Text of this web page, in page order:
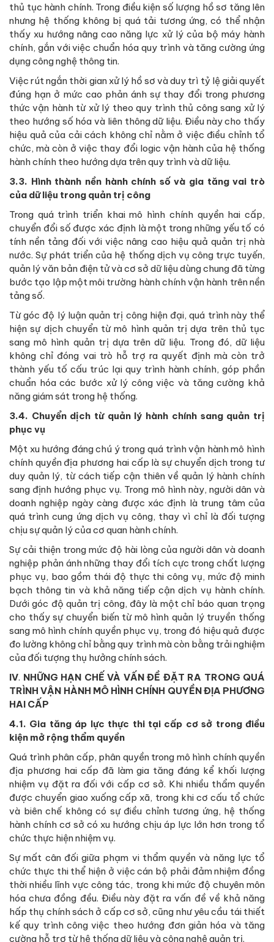
thủ tục hành chính. Trong điều kiện số lượng hồ sơ tăng lên
nhưng hệ thống không bị quá tải tương ứng, có thể nhận
thấy xu hướng nâng cao năng lực xử lý của bộ máy hành
chính, gắn với việc chuẩn hóa quy trình và tăng cường ứng
dụng công nghệ thông tin.
Việc rút ngắn thời gian xử lý hồ sơ và duy trì tỷ lệ giải quyết
đúng hạn ở mức cao phản ánh sự thay đổi trong phương
thức vận hành từ xử lý theo quy trình thủ công sang xử lý
theo hướng số hóa và liên thông dữ liệu. Điều này cho thấy
hiệu quả của cải cách không chỉ nằm ở việc điều chỉnh tổ
chức, mà còn ở việc thay đổi logic vận hành của hệ thống
hành chính theo hướng dựa trên quy trình và dữ liệu.
3.3. Hình thành nền hành chính số và gia tăng vai trò
của dữ liệu trong quản trị công
Trong quá trình triển khai mô hình chính quyền hai cấp,
chuyển đổi số được xác định là một trong những yếu tố có
tính nền tảng đối với việc nâng cao hiệu quả quản trị nhà
nước. Sự phát triển của hệ thống dịch vụ công trực tuyến,
quản lý văn bản điện tử và cơ sở dữ liệu dùng chung đã từng
bước tạo lập một môi trường hành chính vận hành trên nền
tảng số.
Từ góc độ lý luận quản trị công hiện đại, quá trình này thể
hiện sự dịch chuyển từ mô hình quản trị dựa trên thủ tục
sang mô hình quản trị dựa trên dữ liệu. Trong đó, dữ liệu
không chỉ đóng vai trò hỗ trợ ra quyết định mà còn trở
thành yếu tố cấu trúc lại quy trình hành chính, góp phần
chuẩn hóa các bước xử lý công việc và tăng cường khả
năng giám sát trong hệ thống.
3.4. Chuyển dịch từ quản lý hành chính sang quản trị
phục vụ
Một xu hướng đáng chú ý trong quá trình vận hành mô hình
chính quyền địa phương hai cấp là sự chuyển dịch trong tư
duy quản lý, từ cách tiếp cận thiên về quản lý hành chính
sang định hướng phục vụ. Trong mô hình này, người dân và
doanh nghiệp ngày càng được xác định là trung tâm của
quá trình cung ứng dịch vụ công, thay vì chỉ là đối tượng
chịu sự quản lý của cơ quan hành chính.
Sự cải thiện trong mức độ hài lòng của người dân và doanh
nghiệp phản ánh những thay đổi tích cực trong chất lượng
phục vụ, bao gồm thái độ thực thi công vụ, mức độ minh
bạch thông tin và khả năng tiếp cận dịch vụ hành chính.
Dưới góc độ quản trị công, đây là một chỉ báo quan trọng
cho thấy sự chuyển biến từ mô hình quản lý truyền thống
sang mô hình chính quyền phục vụ, trong đó hiệu quả được
đo lường không chỉ bằng quy trình mà còn bằng trải nghiệm
của đối tượng thụ hưởng chính sách.
IV. NHỮNG HẠN CHẾ VÀ VẤN ĐỀ ĐẶT RA TRONG QUÁ
TRÌNH VẬN HÀNH MÔ HÌNH CHÍNH QUYỀN ĐỊA PHƯƠNG
HAI CẤP
4.1. Gia tăng áp lực thực thi tại cấp cơ sở trong điều
kiện mở rộng thẩm quyền
Quá trình phân cấp, phân quyền trong mô hình chính quyền
địa phương hai cấp đã làm gia tăng đáng kể khối lượng
nhiệm vụ đặt ra đối với cấp cơ sở. Khi nhiều thẩm quyền
được chuyển giao xuống cấp xã, trong khi cơ cấu tổ chức
và biên chế không có sự điều chỉnh tương ứng, hệ thống
hành chính cơ sở có xu hướng chịu áp lực lớn hơn trong tổ
chức thực hiện nhiệm vụ.
Sự mất cân đối giữa phạm vi thẩm quyền và năng lực tổ
chức thực thi thể hiện ở việc cán bộ phải đảm nhiệm đồng
thời nhiều lĩnh vực công tác, trong khi mức độ chuyên môn
hóa chưa đồng đều. Điều này đặt ra vấn đề về khả năng
hấp thụ chính sách ở cấp cơ sở, cũng như yêu cầu tái thiết
kế quy trình công việc theo hướng đơn giản hóa và tăng
cường hỗ trợ từ hệ thống dữ liệu và công nghệ quản trị.